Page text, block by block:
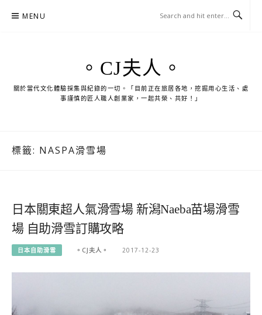
MENU
。CJ夫人。
關於當代文化體驗採集與紀錄的一切。「目前正在旅居各地，挖掘用心生活、處
事謹慎的匠人職人創業家，一起共榮、共好！」
標籤: NASPA滑雪場
日本關東超人氣滑雪場 新潟Naeba苗場滑雪
場 自助滑雪訂購攻略
日本自助滑雪 。CJ夫人。 2017-12-23